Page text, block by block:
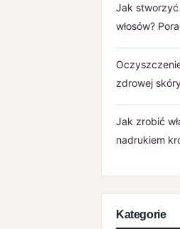
Jak
włosów?
zdrowej
Jak zrobić
nadrukiem
Kategorie